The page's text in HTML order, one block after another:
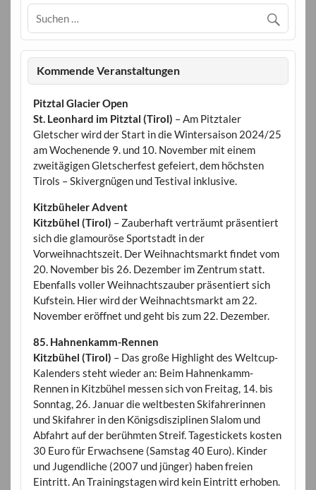
Kommende Veranstaltungen
Pitztal Glacier Open
St. Leonhard im Pitztal (Tirol) – Am Pitztaler
Gletscher wird der Start in die Wintersaison 2024/25
am Wochenende 9. und 10. November mit einem
zweitägigen Gletscherfest gefeiert, dem höchsten
Tirols – Skivergnügen und Testival inklusive.
Kitzbüheler Advent
Kitzbühel (Tirol) – Zauberhaft verträumt präsentiert
sich die glamouröse Sportstadt in der
Vorweihnachtszeit. Der Weihnachtsmarkt findet vom
20. November bis 26. Dezember im Zentrum statt.
Ebenfalls voller Weihnachtszauber präsentiert sich
Kufstein. Hier wird der Weihnachtsmarkt am 22.
November eröffnet und geht bis zum 22. Dezember.
85. Hahnenkamm-Rennen
Kitzbühel (Tirol) – Das große Highlight des Weltcup-
Kalenders steht wieder an: Beim Hahnenkamm-
Rennen in Kitzbühel messen sich von Freitag, 14. bis
Sonntag, 26. Januar die weltbesten Skifahrerinnen
und Skifahrer in den Königsdisziplinen Slalom und
Abfahrt auf der berühmten Streif. Tagestickets kosten
30 Euro für Erwachsene (Samstag 40 Euro). Kinder
und Jugendliche (2007 und jünger) haben freien
Eintritt. An Trainingstagen wird kein Eintritt erhoben.